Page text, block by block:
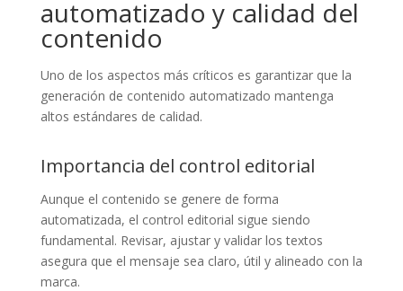
automatizado y calidad del
contenido
Uno de los aspectos más críticos es garantizar que la
generación de contenido automatizado mantenga
altos estándares de calidad.
Importancia del control editorial
Aunque el contenido se genere de forma
automatizada, el control editorial sigue siendo
fundamental. Revisar, ajustar y validar los textos
asegura que el mensaje sea claro, útil y alineado con la
marca.